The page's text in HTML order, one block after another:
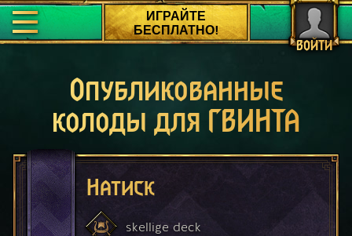
ВОЙТИ
ИГРАЙТЕ
БЕСПЛАТНО!
Опубликованные
колоды для ГВИНТА
Натиск
skellige deck